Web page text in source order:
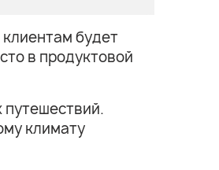
будет
в продуктовой
климату